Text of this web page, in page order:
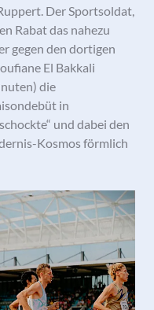
Der Sportsoldat,
Rabat das nahezu
gegen den dortigen
El Bakkali
die
in
und dabei den
Kosmos förmlich